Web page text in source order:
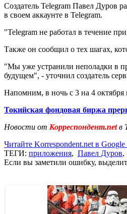
Создатель Telegram Павел Дуров
в своем аккаунте в Telegram.
"Telegram не работал в течение
Также он сообщил о тех шагах,
"Мы уже устранили неполадки в
будущем", - уточнил создатель
Напомним, в ночь с 3 на 4 октября
Токийская фондовая биржа
Новости от Корреспондент.netв
Читайте Korrespondent.net в
ТЕГИ: приложения, Павел Дуров,
Если вы заметили ошибку,